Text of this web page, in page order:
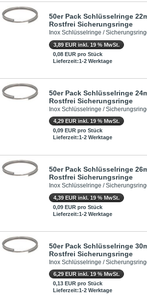
50er Pack Schlüsselringe
Rostfrei Sicherungsringe
Inox Schlüsselringe /
3,89 EUR inkl. 19 % MwSt.
0,08 EUR pro Stück
Lieferzeit:1-2 Werktage
50er Pack Schlüsselringe
Rostfrei Sicherungsringe
Inox Schlüsselringe /
4,29 EUR inkl. 19 % MwSt.
0,09 EUR pro Stück
Lieferzeit:1-2 Werktage
50er Pack Schlüsselringe
Rostfrei Sicherungsringe
Inox Schlüsselringe /
4,39 EUR inkl. 19 % MwSt.
0,09 EUR pro Stück
Lieferzeit:1-2 Werktage
50er Pack Schlüsselringe
Rostfrei Sicherungsringe
Inox Schlüsselringe /
6,29 EUR inkl. 19 % MwSt.
0,13 EUR pro Stück
Lieferzeit:1-2 Werktage